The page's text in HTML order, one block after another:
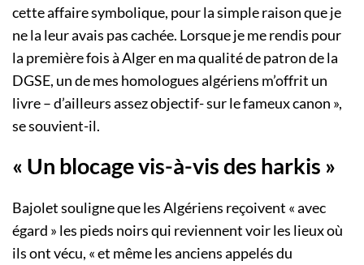
cette affaire symbolique, pour la simple raison que je
ne la leur avais pas cachée. Lorsque je me rendis pour
la première fois à Alger en ma qualité de patron de la
DGSE, un de mes homologues algériens m’offrit un
livre – d’ailleurs assez objectif- sur le fameux canon »,
se souvient-il.
« Un blocage vis-à-vis des harkis »
Bajolet souligne que les Algériens reçoivent « avec
égard » les pieds noirs qui reviennent voir les lieux où
ils ont vécu, « et même les anciens appelés du